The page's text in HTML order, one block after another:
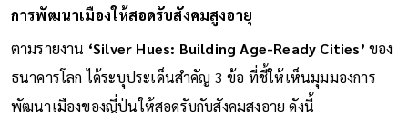
การพัฒนาเมืองให้สอดรับสังคมสูงอายุ
ตามรายงาน ‘Silver Hues: Building Age-Ready Cities’ ของ
ธนาคารโลก ได้ระบุประเด็นสำคัญ 3 ข้อ ที่ชี้ให้เห็นมุมมองการ
พัฒนาเมืองของญี่ปุ่นให้สอดรับกับสังคมสูงอายุ ดังนี้